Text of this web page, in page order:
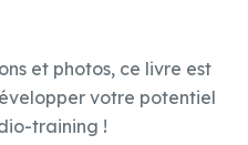
et photos, ce livre est
votre potentiel
training !